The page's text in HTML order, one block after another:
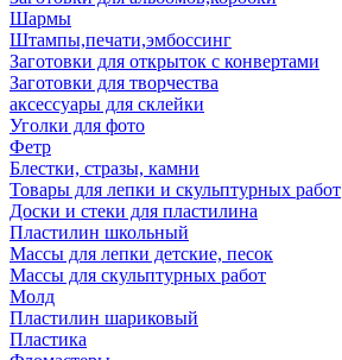
Шармы
Штампы,печати,эмбоссинг
Заготовки для открыток с конвертами
Заготовки для творчества
аксессуары для склейки
Уголки для фото
Фетр
Блестки, стразы, камни
Товары для лепки и скульптурных работ
Доски и стеки для пластилина
Пластилин школьный
Массы для лепки детские, песок
Массы для скульптурных работ
Молд
Пластилин шариковый
Пластика